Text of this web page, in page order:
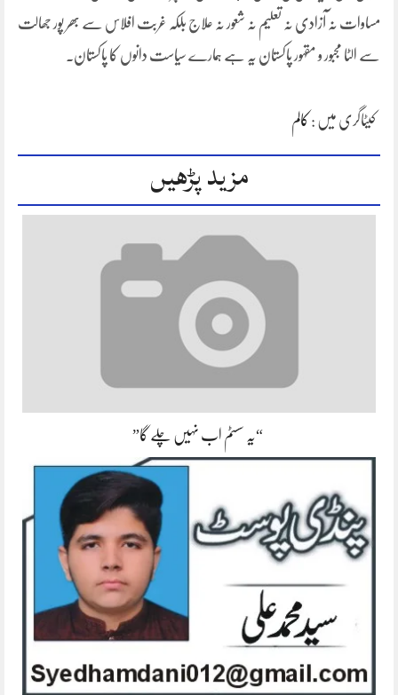
مساوات نہ آزادی نہ تعلیم نہ شعور نہ علاج بلکہ غربت افلاس سے بھر پور جھالت
سے الٹا مجبور و مقہور پاکستان یہ ہے ہمارے سیاست دانوں کا پاکستان۔
کیٹاگری میں : کالم
مزید پڑھیں
“یہ سسٹم اب نہیں چلے گا”